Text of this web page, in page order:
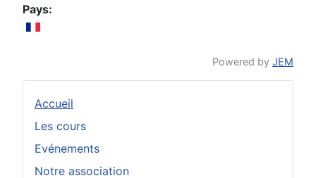
Accueil
Les cours
Evénements
Notre association
Pays:
Powered by JEM